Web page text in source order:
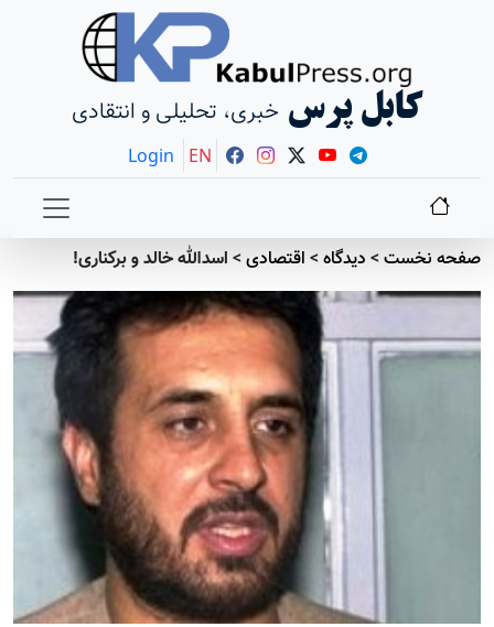
کابل پرس خبری، تحلیلی و انتقادی
Login EN
صفحه نخست> دیدگاه> اقتصادی> اسدالله خالد و برکناری!